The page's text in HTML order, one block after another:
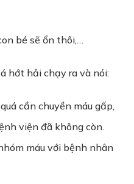
bé sẽ ổn thôi,…
hớt hải chạy ra và nói:
cần chuyền máu gấp,
viện đã không còn.
máu với bệnh nhân